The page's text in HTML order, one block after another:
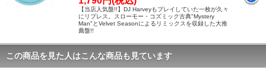
【当店人気盤!!】DJ Harveyもプレイしていた一枚が久々
にリプレス。スローモー・コズミック古典"Mystery
Man"とVelvet Seasonによるリミックスを収録した大推
薦盤!!
この商品を見た人はこんな商品も見ています